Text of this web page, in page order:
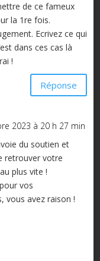
de ce fameux
la 1re fois.
Ecrivez ce qui
dans ces cas là
!
Réponse
2023 à 20 h 27 min
du soutien et
retrouver votre
plus vite !
vos
vous avez raison !